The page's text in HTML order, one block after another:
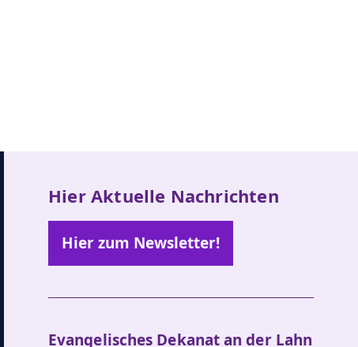
Hier Aktuelle Nachrichten
Hier zum Newsletter!
Evangelisches Dekanat an der Lahn